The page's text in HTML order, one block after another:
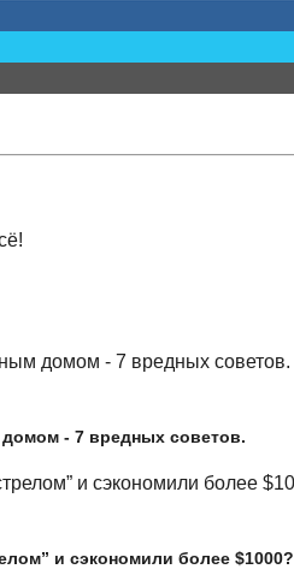
- 7 вредных советов.
и сэкономили более $1000?